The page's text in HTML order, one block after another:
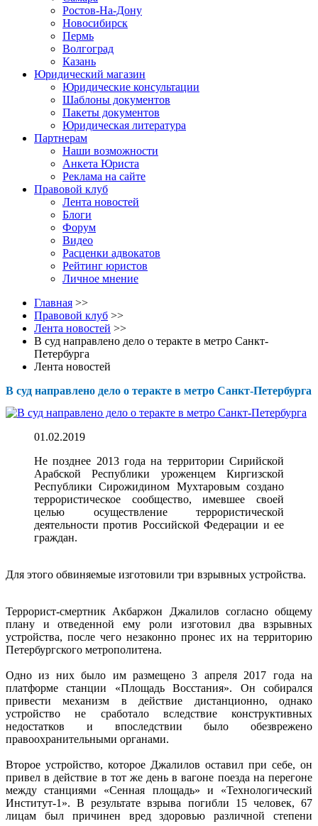
Ростов-На-Дону
Новосибирск
Пермь
Волгоград
Казань
Юридический магазин
Юридические консультации
Шаблоны документов
Пакеты документов
Юридическая литература
Партнерам
Наши возможности
Анкета Юриста
Реклама на сайте
Правовой клуб
Лента новостей
Блоги
Форум
Видео
Расценки адвокатов
Рейтинг юристов
Личное мнение
Главная >>
Правовой клуб >>
Лента новостей >>
В суд направлено дело о теракте в метро Санкт-
Петербурга
Лента новостей
В суд направлено дело о теракте в метро Санкт-Петербурга
01.02.2019
Не позднее 2013 года на территории Сирийской
Арабской Республики уроженцем Киргизской
Республики Сирожидином Мухтаровым создано
террористическое сообщество, имевшее своей
целью осуществление террористической
деятельности против Российской Федерации и ее
граждан.
Для этого обвиняемые изготовили три взрывных устройства.
Террорист-смертник Акбаржон Джалилов согласно общему
плану и отведенной ему роли изготовил два взрывных
устройства, после чего незаконно пронес их на территорию
Петербургского метрополитена.
Одно из них было им размещено 3 апреля 2017 года на
платформе станции «Площадь Восстания». Он собирался
привести механизм в действие дистанционно, однако
устройство не сработало вследствие конструктивных
недостатков и впоследствии было обезврежено
правоохранительными органами.
Второе устройство, которое Джалилов оставил при себе, он
привел в действие в тот же день в вагоне поезда на перегоне
между станциями «Сенная площадь» и «Технологический
Институт-1». В результате взрыва погибли 15 человек, 67
лицам был причинен вред здоровью различной степени